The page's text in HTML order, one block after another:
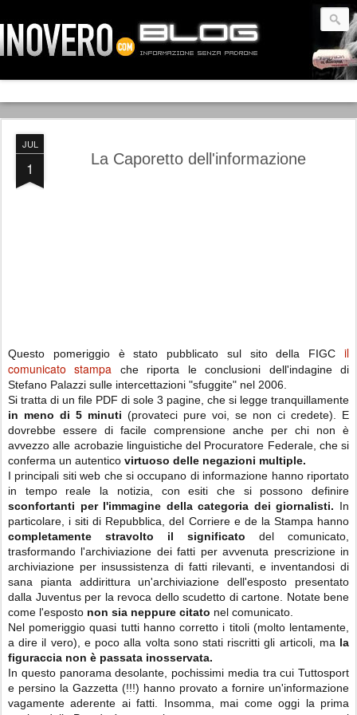
JUL
1 La Caporetto dell'informazione
Questo pomeriggio è stato pubblicato sul sito della FIGC il
comunicato stampa che riporta le conclusioni dell'indagine di
Stefano Palazzi sulle intercettazioni "sfuggite" nel 2006.
Si tratta di un file PDF di sole 3 pagine, che si legge tranquillamente
in meno di 5 minuti (provateci pure voi, se non ci credete). E
dovrebbe essere di facile comprensione anche per chi non è
avvezzo alle acrobazie linguistiche del Procuratore Federale, che si
conferma un autentico virtuoso delle negazioni multiple.
I principali siti web che si occupano di informazione hanno riportato
in tempo reale la notizia, con esiti che si possono definire
sconfortanti per l'immagine della categoria dei giornalisti. In
particolare, i siti di Repubblica, del Corriere e de la Stampa hanno
completamente stravolto il significato del comunicato,
trasformando l'archiviazione dei fatti per avvenuta prescrizione in
archiviazione per insussistenza di fatti rilevanti, e inventandosi di
sana pianta addirittura un'archiviazione dell'esposto presentato
dalla Juventus per la revoca dello scudetto di cartone. Notate bene
come l'esposto non sia neppure citato nel comunicato.
Nel pomeriggio quasi tutti hanno corretto i titoli (molto lentamente,
a dire il vero), e poco alla volta sono stati riscritti gli articoli, ma la
figuraccia non è passata inosservata.
In questo panorama desolante, pochissimi media tra cui Tuttosport
e persino la Gazzetta (!!!) hanno provato a fornire un'informazione
vagamente aderente ai fatti. Insomma, mai come oggi la prima